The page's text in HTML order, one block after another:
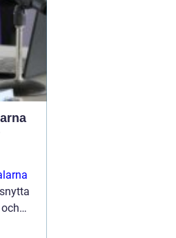
juni